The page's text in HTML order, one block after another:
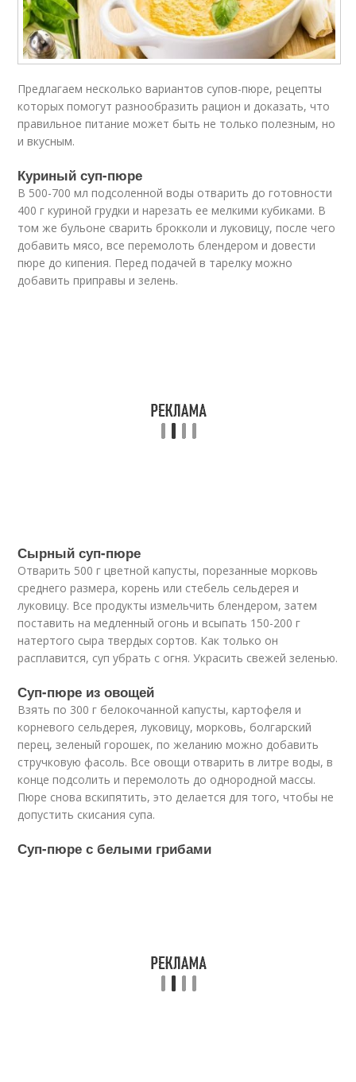
Предлагаем несколько вариантов супов-пюре, рецепты
которых помогут разнообразить рацион и доказать, что
правильное питание может быть не только полезным, но
и вкусным.
Куриный суп-пюре
В 500-700 мл подсоленной воды отварить до готовности
400 г куриной грудки и нарезать ее мелкими кубиками. В
том же бульоне сварить брокколи и луковицу, после чего
добавить мясо, все перемолоть блендером и довести
пюре до кипения. Перед подачей в тарелку можно
добавить приправы и зелень.
Сырный суп-пюре
Отварить 500 г цветной капусты, порезанные морковь
среднего размера, корень или стебель сельдерея и
луковицу. Все продукты измельчить блендером, затем
поставить на медленный огонь и всыпать 150-200 г
натертого сыра твердых сортов. Как только он
расплавится, суп убрать с огня. Украсить свежей зеленью.
Суп-пюре из овощей
Взять по 300 г белокочанной капусты, картофеля и
корневого сельдерея, луковицу, морковь, болгарский
перец, зеленый горошек, по желанию можно добавить
стручковую фасоль. Все овощи отварить в литре воды, в
конце подсолить и перемолоть до однородной массы.
Пюре снова вскипятить, это делается для того, чтобы не
допустить скисания супа.
Суп-пюре с белыми грибами